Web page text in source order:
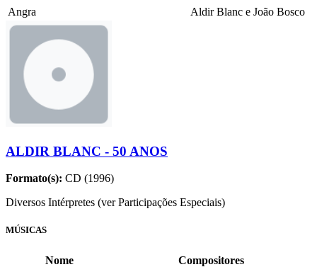
Angra
Aldir Blanc e João Bosco
ALDIR BLANC - 50 ANOS
Formato(s): CD (1996)
Diversos Intérpretes (ver Participações Especiais)
MÚSICAS
Nome
Compositores